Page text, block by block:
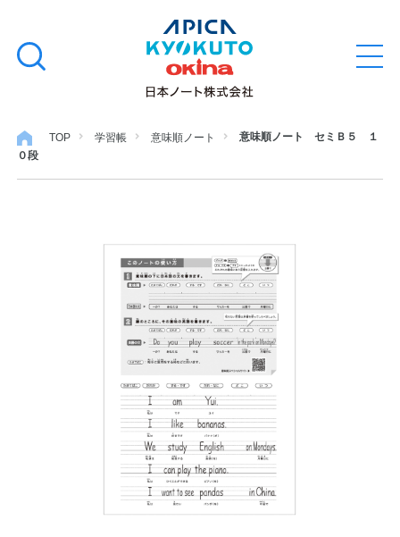
文
キ
ッ
開
検
る
ノート・メモ
日用・事務用品
特集・コラム
ノートの豆知識
探求・自主学習のすすめ
工場フォトツアー
TOP 学習帳 意味順ノート
意味順ノート セミＢ５ １
０段